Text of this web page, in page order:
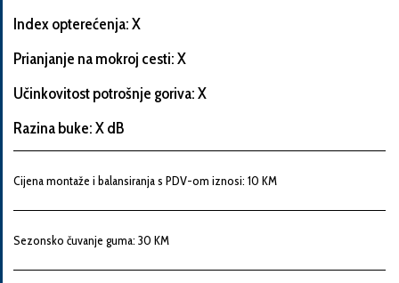
automobila
Snaga
motora
Index opterećenja: X
Prianjanje na mokroj cesti: X
Učinkovitost potrošnje goriva: X
Razina buke: X dB
Cijena montaže i balansiranja s PDV-om iznosi: 10 KM
Sezonsko čuvanje guma: 30 KM